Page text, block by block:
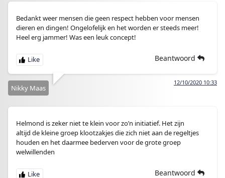
Bedankt weer mensen die geen respect hebben voor mensen
dieren en dingen! Ongelofelijk en het worden er steeds meer!
Heel erg jammer! Was een leuk concept!
Beantwoord
12/10/2020 10:33
Nikky Maas
Helmond is zeker niet te klein voor zo’n initiatief. Het zijn
altijd de kleine groep klootzakjes die zich niet aan de regeltjes
houden en het daarmee bederven voor de grote groep
welwillenden
Beantwoord